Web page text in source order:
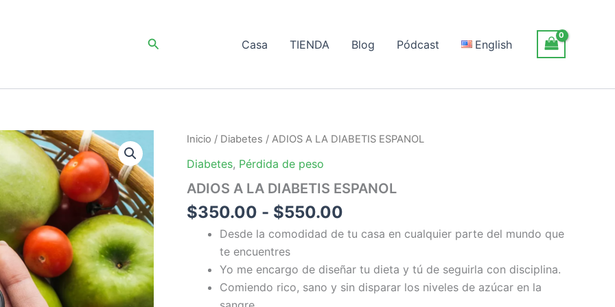
Buscar Casa TIENDA Blog Pódcast English
Inicio / Diabetes / ADIOS A LA DIABETIS ESPANOL
Diabetes, Pérdida de peso
ADIOS A LA DIABETIS ESPANOL
$350.00 - $550.00
de
desde
$350.00
hasta
Desde la comodidad de tu casa en cualquier parte del mundo que
te encuentres
Yo me encargo de diseñar tu dieta y tú de seguirla con disciplina.
Comiendo rico, sano y sin disparar los niveles de azúcar en la